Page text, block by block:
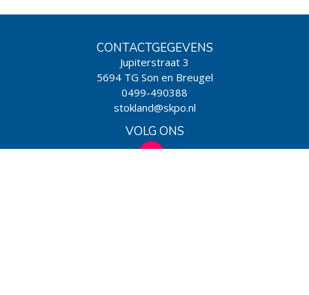
CONTACTGEGEVENS
Jupiterstraat 3
5694 TG Son en Breugel
0499-490388
stokland@skpo.nl
VOLG ONS